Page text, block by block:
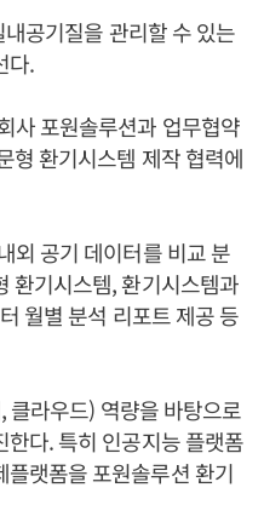
공기질을 관리할 수 있는
다.
사 포원솔루션과 업무협약
형 환기시스템 제작 협력에
외 공기 데이터를 비교 분
환기시스템, 환기시스템과
월별 분석 리포트 제공 등
클라우드) 역량을 바탕으로
다. 특히 인공지능 플랫폼
랫폼을 포원솔루션 환기